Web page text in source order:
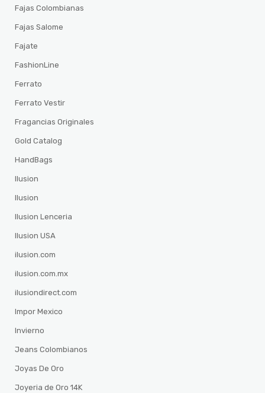
Fajas Colombianas
Fajas Salome
Fajate
FashionLine
Ferrato
Ferrato Vestir
Fragancias Originales
Gold Catalog
HandBags
Ilusion
Ilusion
Ilusion Lenceria
Ilusion USA
ilusion.com
ilusion.com.mx
ilusiondirect.com
Impor Mexico
Invierno
Jeans Colombianos
Joyas De Oro
Joyeria de Oro 14K